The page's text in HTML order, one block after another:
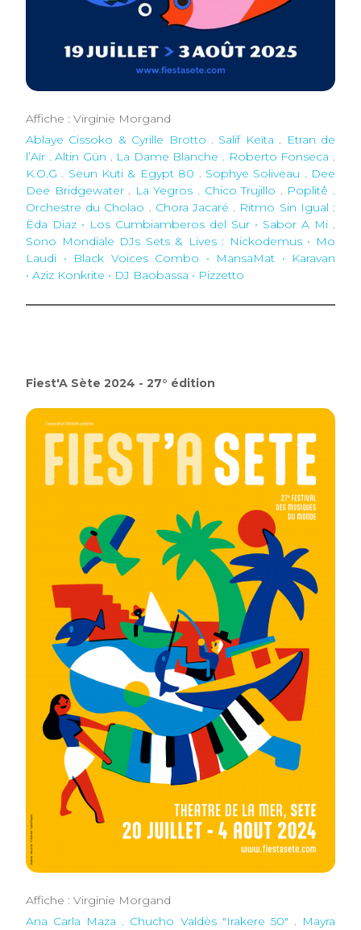
Affiche : Virginie Morgand
Ablaye Cissoko & Cyrille Brotto . Salif Keïta . Etran de
l’Aïr . Altin Gün . La Dame Blanche . Roberto Fonseca .
K.O.G . Seun Kuti & Egypt 80 . Sophye Soliveau . Dee
Dee Bridgewater. La Yegros . Chico Trujillo . Poplitê .
Orchestre du Cholao . Chora Jacaré . Ritmo Sin Igual :
Ëda Diaz • Los Cumbiamberos del Sur • Sabor A Mi .
Sono Mondiale DJs Sets & Lives : Nickodemus • Mo
Laudi • Black Voices Combo • MansaMat • Karavan
• Aziz Konkrite • DJ Baobassa • Pizzetto
Fiest'A Sète 2024 - 27° édition
Affiche : Virginie Morgand
Ana Carla Maza . Chucho Valdès "Irakere 50" . Mayra